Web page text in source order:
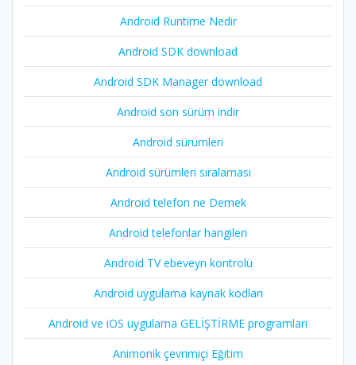
Android Runtime Nedir
Android SDK download
Android SDK Manager download
Android son sürüm indir
Android sürümleri
Android sürümleri sıralaması
Android telefon ne Demek
Android telefonlar hangileri
Android TV ebeveyn kontrolü
Android uygulama kaynak kodları
Android ve iOS uygulama GELİŞTİRME programları
Animonik çevrimiçi Eğitim